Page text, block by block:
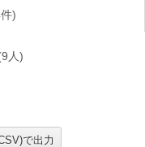
件)
9 人)